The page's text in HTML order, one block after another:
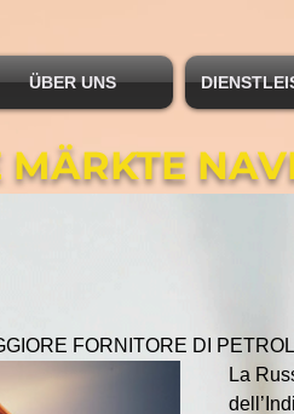
ÜBER UNS
FORNITORE DI
La